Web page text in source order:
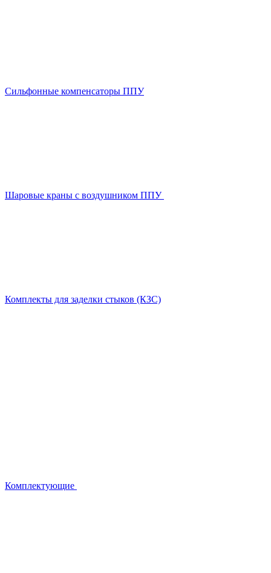
Сильфонные компенсаторы ППУ
Шаровые краны с воздушником ППУ
Комплекты для заделки стыков (КЗС)
Комплектующие